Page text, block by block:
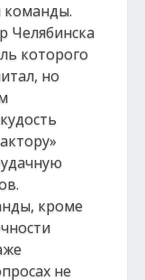
команды.
Челябинска
которого
но
кроме
не